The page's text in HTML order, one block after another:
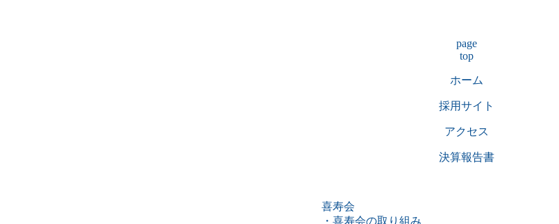
page
top
ホーム
採用サイト
アクセス
決算報告書
喜寿会
・喜寿会の取り組み